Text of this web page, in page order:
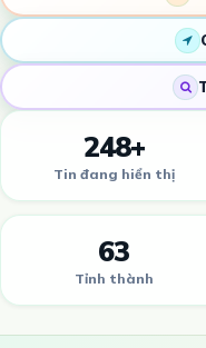
248+
Tin đang hiển thị
63
Tỉnh thành